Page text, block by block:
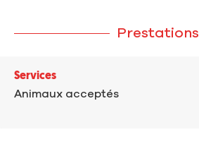
Prestations
Services
Animaux acceptés